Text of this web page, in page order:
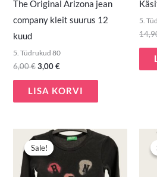
The Original Arizona jean
company kleit suurus 12
kuud
5. Tüdrukud 80
6,00€3,00€
LISA KORVI
5.
Sale!
Sale!
Algne
hind
oli:
3,50 €.
Praegune
hind
on:
2,50 €.